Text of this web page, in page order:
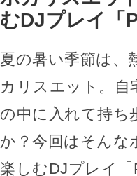
むDJプレイ「
夏の暑い季節は、
カリスエット。自
の中に入れて持ち
か？今回はそんな
楽しむDJプレイ